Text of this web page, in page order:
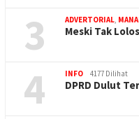
3 ADVERTORIAL,
Meski Tak
4 INFO 4177 Dilihat
DPRD Dulut